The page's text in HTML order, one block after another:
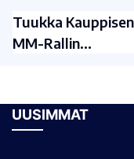
Tuukka
MM-Rallin…
UUSIMMAT